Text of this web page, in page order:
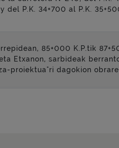
del P.K. 34+700 al P.K.
85+000 K.P.tik
Etxanon, sarbideak
proiektua"ri dagokion